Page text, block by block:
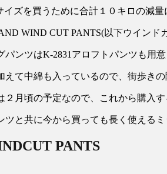
ズを買うために合計１０キロの減
WIND CUT PANTS(以下ウインド
ンツはK-2831アロフトパンツも用
て中綿も入っているので、街歩きの
月頃の予定なので、これから購入
と共に今から買っても長く使える
PANTS